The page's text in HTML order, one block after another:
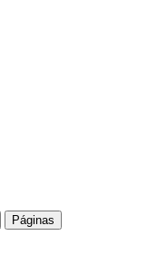
Páginas